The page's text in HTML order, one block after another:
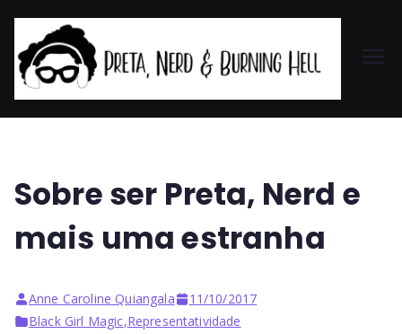
et
a,
N
Sobre ser Preta, Nerd e
mais uma estranha
Anne Caroline Quiangala
11/10/2017
Black Girl Magic,Representatividade